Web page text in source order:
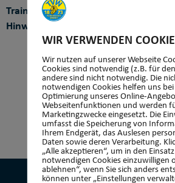
Trainer:
Hinweis:
WIR VERWENDEN
Wir nutzen auf unserer Webseite
Cookies sind notwendig (z.B. für
andere sind nicht notwendig. Die
notwendigen Cookies helfen uns
Optimierung unseres Online-
Webseitenfunktionen und werden
Marketingzwecke eingesetzt. Die
umfasst die Speicherung von
Ihrem Endgerät, das Auslesen
Daten sowie deren Verarbeitung.
„Alle akzeptieren“, um in den
notwendigen Cookies einzuwilligen
ablehnen“, wenn Sie sich anders
können unter „Einstellungen